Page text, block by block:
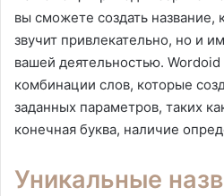
вы сможете создать название,
звучит привлекательно, но и
вашей деятельностью.
комбинации слов, которые
заданных параметров, таких
конечная буква, наличие
Уникальные